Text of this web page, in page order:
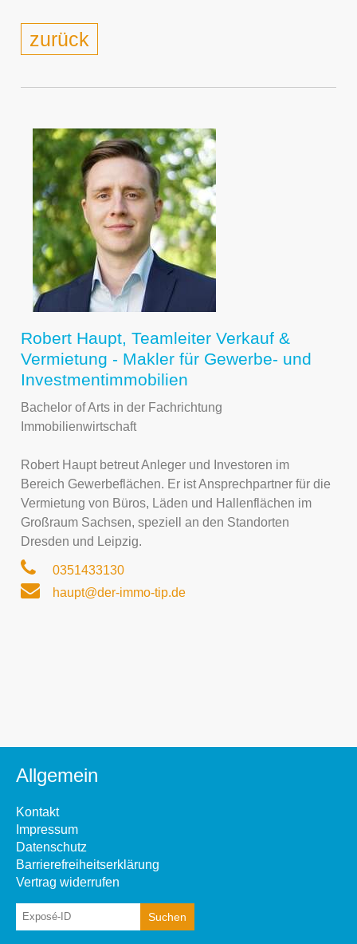
zurück
Robert Haupt, Teamleiter Verkauf &
Vermietung - Makler für Gewerbe- und
Investmentimmobilien
Bachelor of Arts in der Fachrichtung
Immobilienwirtschaft
Robert Haupt betreut Anleger und Investoren im
Bereich Gewerbeflächen. Er ist Ansprechpartner für die
Vermietung von Büros, Läden und Hallenflächen im
Großraum Sachsen, speziell an den Standorten
Dresden und Leipzig.
0351433130
haupt@der-immo-tip.de
Allgemein
Kontakt
Impressum
Datenschutz
Barrierefreiheitserklärung
Vertrag widerrufen